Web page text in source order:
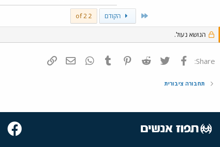
First הקודם 2 of 2
הנושא נעול.
Share: פייסבוק Twitter
Reddit
Pinterest
Tumblr
WhatsAppדואר אלקטרוני
תחבורה ציבורית